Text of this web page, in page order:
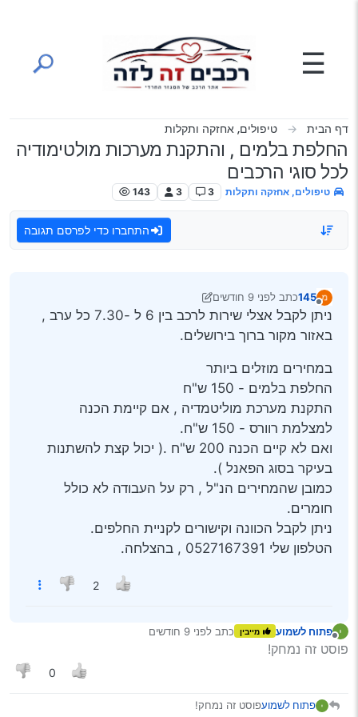
☰
דף הבית טיפולים, אחזקה ותקלות
החלפת בלמים , והתקנת מערכות מולטימודיה
לכל סוגי הרכבים
טיפולים, אחזקה ותקלות 3
3
143
התחברו כדי לפרסם תגובה
מנותק
145כתב לפני 9 חודשים
נערך לאחרונה על ידי 145
ניתן לקבל אצלי שירות לרכב בין 6 ל -7.30 כל ערב ,
באזור מקור ברוך בירושלים.
במחירים מוזלים ביותר
החלפת בלמים - 150 ש"ח
התקנת מערכת מוליטמדיה , אם קיימת הכנה
למצלמת רוורס - 150 ש"ח.
ואם לא קיים הכנה 200 ש"ח .( יכול קצת להשתנות
בעיקר בסוג הפאנל ).
כמובן שהמחירים הנ"ל , רק על העבודה לא כולל
חומרים.
ניתן לקבל הכוונה וקישורים לקניית החלפים.
הטלפון שלי 0527167391 , בהצלחה.
2
מנותק
פתוח לשמוע מייבין כתב לפני 9 חודשים
נערך לאחרונה על ידי
פוסט זה נמחק!
0
פתוח לשמועפוסט זה נמחק!